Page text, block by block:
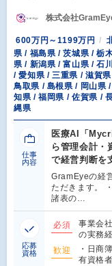
株式会社
600万円～1199万円
県 / 福島県 / 茨城県 / 栃
県 / 新潟県 / 富山県 / 石
/ 愛知県 / 三重県 / 滋賀
鳥取県 / 島根県 / 岡山県
知県 / 福岡県 / 佐賀県 /
縄県
仕事
内容
医療AI「
ら管理会計・
で経営判断を
GramEyeの経
ただきます。
諸表の…
応募
資格
必須
事業会
の実務
歓迎
・日商
有資格